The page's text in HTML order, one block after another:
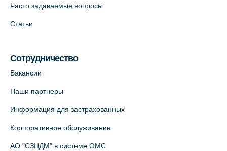
пр., 62к3 (официальный партнер)
+7 (812) 660-73-69
д.3, В.О. (официальный партнёр)
+7 (812) 986-98-91
Часто задаваемые вопросы
Статьи
Сотрудничество
Вакансии
Наши партнеры
Информация для застрахованных
Корпоративное обслуживание
АО "СЗЦДМ" в системе ОМС